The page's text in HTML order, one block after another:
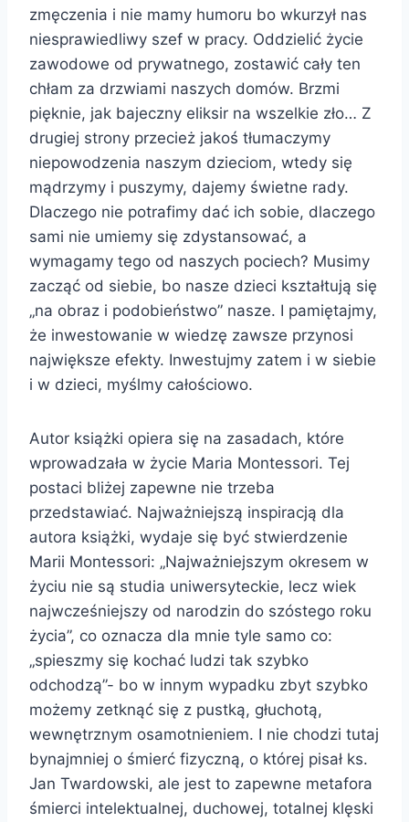
zmęczenia i nie mamy humoru bo wkurzył nas
niesprawiedliwy szef w pracy. Oddzielić życie
zawodowe od prywatnego, zostawić cały ten
chłam za drzwiami naszych domów. Brzmi
pięknie, jak bajeczny eliksir na wszelkie zło… Z
drugiej strony przecież jakoś tłumaczymy
niepowodzenia naszym dzieciom, wtedy się
mądrzymy i puszymy, dajemy świetne rady.
Dlaczego nie potrafimy dać ich sobie, dlaczego
sami nie umiemy się zdystansować, a
wymagamy tego od naszych pociech? Musimy
zacząć od siebie, bo nasze dzieci kształtują się
„na obraz i podobieństwo” nasze. I pamiętajmy,
że inwestowanie w wiedzę zawsze przynosi
największe efekty. Inwestujmy zatem i w siebie
i w dzieci, myślmy całościowo.
Autor książki opiera się na zasadach, które
wprowadzała w życie Maria Montessori. Tej
postaci bliżej zapewne nie trzeba
przedstawiać. Najważniejszą inspiracją dla
autora książki, wydaje się być stwierdzenie
Marii Montessori: „Najważniejszym okresem w
życiu nie są studia uniwersyteckie, lecz wiek
najwcześniejszy od narodzin do szóstego roku
życia”, co oznacza dla mnie tyle samo co:
„spieszmy się kochać ludzi tak szybko
odchodzą”- bo w innym wypadku zbyt szybko
możemy zetknąć się z pustką, głuchotą,
wewnętrznym osamotnieniem. I nie chodzi tutaj
bynajmniej o śmierć fizyczną, o której pisał ks.
Jan Twardowski, ale jest to zapewne metafora
śmierci intelektualnej, duchowej, totalnej klęski